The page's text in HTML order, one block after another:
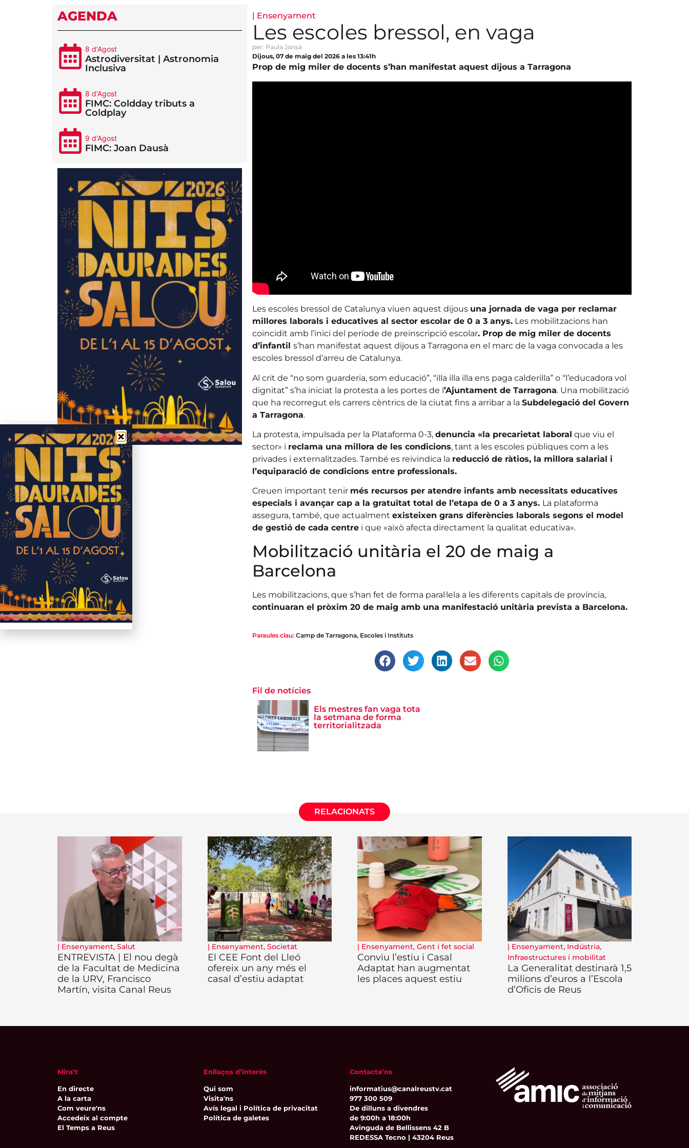
AGENDA
8 d'Agost
Astrodiversitat | Astronomia
Inclusiva
8 d'Agost
FIMC: Coldday tributs a
Coldplay
9 d'Agost
FIMC: Joan Dausà
| Ensenyament
Les escoles bressol, en vaga
per: Paula Jansà
Dijous, 07 de maig del 2026 a les 13:41h
Prop de mig miler de docents s’han manifestat aquest dijous a Tarragona
Les escoles bressol de Catalunya viuen aquest dijous una jornada de vaga per reclamar
millores laborals i educatives al sector escolar de 0 a 3 anys.Les mobilitzacions han
coincidit amb l’inici del període de preinscripció escolar. Prop de mig miler de docents
d’infantil s’han manifestat aquest dijous a Tarragona en el marc de la vaga convocada a les
escoles bressol d’arreu de Catalunya.
Al crit de “no som guarderia, som educació”, “illa illa illa ens paga calderilla” o “l’educadora vol
dignitat” s’ha iniciat la protesta a les portes de l’Ajuntament de Tarragona. Una mobilització
que ha recorregut els carrers cèntrics de la ciutat fins a arribar a la Subdelegació del Govern
a Tarragona.
La protesta, impulsada per la Plataforma 0-3, denuncia «la precarietat laboral que viu el
sector» i reclama una millora de les condicions, tant a les escoles públiques com a les
privades i externalitzades. També es reivindica la reducció de ràtios, la millora salarial i
l’equiparació de condicions entre professionals.
Creuen important tenir més recursos per atendre infants amb necessitats educatives
especials i avançar cap a la gratuïtat total de l’etapa de 0 a 3 anys. La plataforma
assegura, també, que actualment existeixen grans diferències laborals segons el model
de gestió de cada centrei que «això afecta directament la qualitat educativa».
Mobilització unitària el 20 de maig a
Barcelona
Les mobilitzacions, que s’han fet de forma paral·lela a les diferents capitals de província,
continuaran el pròxim 20 de maig amb una manifestació unitària prevista a Barcelona.
Paraules clau: Camp de Tarragona, Escoles i Instituts
Fil de notícies
Els mestres fan vaga tota
la setmana de forma
territorialitzada
RELACIONATS
| Ensenyament, Salut
ENTREVISTA | El nou degà
de la Facultat de Medicina
de la URV, Francisco
Martín, visita Canal Reus
| Ensenyament, Societat
El CEE Font del Lleó
ofereix un any més el
casal d’estiu adaptat
| Ensenyament, Gent i fet social
Conviu l’estiu i Casal
Adaptat han augmentat
les places aquest estiu
| Ensenyament, Indústria,
Infraestructures i mobilitat
La Generalitat destinarà 1,5
milions d’euros a l’Escola
d’Oficis de Reus
Mira’t
En directe
A la carta
Com veure'ns
Accedeix al compte
El Temps a Reus
Enllaços d’interès
Qui som
Visita'ns
Avís legal i Política de privacitat
Política de galetes
Contacta’ns
informatius@canalreustv.cat
977 300 509
De dilluns a divendres
de 9:00h a 18:00h
Avinguda de Bellissens 42 B
REDESSA Tecno | 43204 Reus